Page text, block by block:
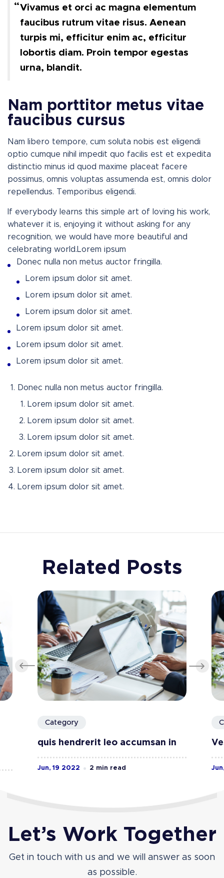
Vivamus et orci ac magna elementum
faucibus rutrum vitae risus. Aenean
turpis mi, efficitur enim ac, efficitur
lobortis diam. Proin tempor egestas
urna, blandit.
Nam porttitor metus vitae
faucibus cursus
Nam libero tempore, cum soluta nobis est eligendi
optio cumque nihil impedit quo facilis est et expedita
distinctio minus id quod maxime placeat facere
possimus, omnis voluptas assumenda est, omnis dolor
repellendus. Temporibus eligendi.
If everybody learns this simple art of loving his work,
whatever it is, enjoying it without asking for any
recognition, we would have more beautiful and
celebrating world.Lorem ipsum
Donec nulla non metus auctor fringilla.
Lorem ipsum dolor sit amet.
Lorem ipsum dolor sit amet.
Lorem ipsum dolor sit amet.
Lorem ipsum dolor sit amet.
Lorem ipsum dolor sit amet.
Lorem ipsum dolor sit amet.
Donec nulla non metus auctor fringilla.
Lorem ipsum dolor sit amet.
Lorem ipsum dolor sit amet.
Lorem ipsum dolor sit amet.
Lorem ipsum dolor sit amet.
Lorem ipsum dolor sit amet.
Lorem ipsum dolor sit amet.
Related Posts
Category
quis hendrerit leo accumsan in
Jun, 19 2022 2 min read
Let’s Work Together
Get in touch with us and we will answer as soon
as possible.